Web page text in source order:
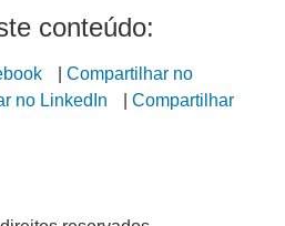
conteúdo:
Compartilhar no
no LinkedIn
Compartilhar